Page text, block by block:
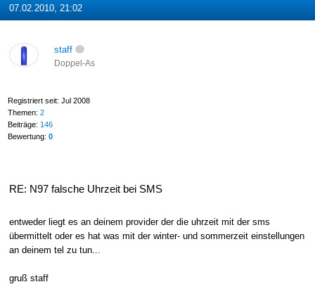
07.02.2010, 21:02
staff
Doppel-As
Registriert seit: Jul 2008
Themen: 2
Beiträge: 146
Bewertung: 0
RE: N97 falsche Uhrzeit bei SMS
entweder liegt es an deinem provider der die uhrzeit mit der sms
übermittelt oder es hat was mit der winter- und sommerzeit einstellungen
an deinem tel zu tun...
gruß staff